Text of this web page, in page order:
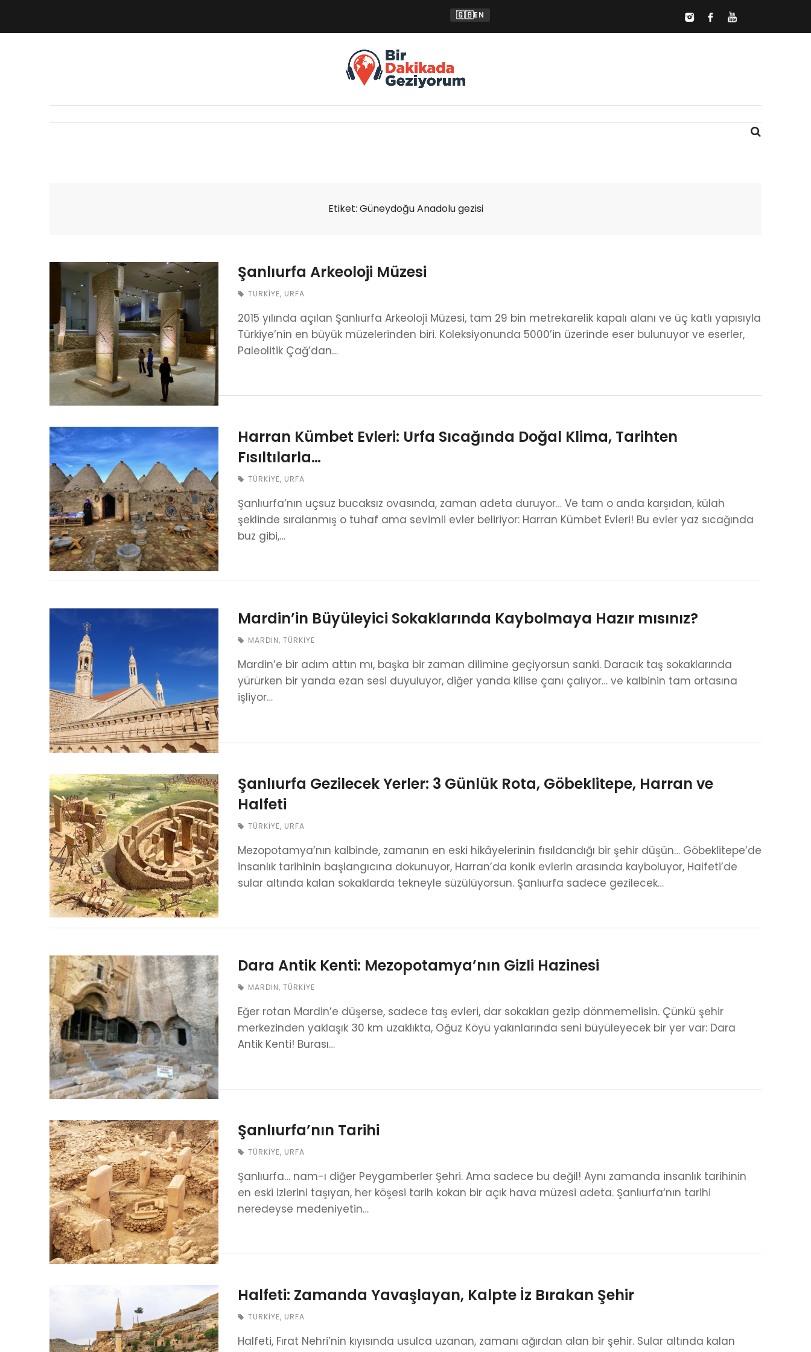
🇬🇧EN
Etiket: Güneydoğu Anadolu gezisi
Şanlıurfa Arkeoloji Müzesi
TÜRKIYE, URFA
2015 yılında açılan Şanlıurfa Arkeoloji Müzesi, tam 29 bin metrekarelik kapalı alanı ve üç katlı yapısıyla
Türkiye’nin en büyük müzelerinden biri. Koleksiyonunda 5000’in üzerinde eser bulunuyor ve eserler,
Paleolitik Çağ’dan…
Harran Kümbet Evleri: Urfa Sıcağında Doğal Klima, Tarihten
Fısıltılarla…
TÜRKIYE, URFA
Şanlıurfa’nın uçsuz bucaksız ovasında, zaman adeta duruyor… Ve tam o anda karşıdan, külah
şeklinde sıralanmış o tuhaf ama sevimli evler beliriyor: Harran Kümbet Evleri! Bu evler yaz sıcağında
buz gibi,…
Mardin’in Büyüleyici Sokaklarında Kaybolmaya Hazır mısınız?
MARDIN, TÜRKIYE
Mardin’e bir adım attın mı, başka bir zaman dilimine geçiyorsun sanki. Daracık taş sokaklarında
yürürken bir yanda ezan sesi duyuluyor, diğer yanda kilise çanı çalıyor… ve kalbinin tam ortasına
işliyor…
Şanlıurfa Gezilecek Yerler: 3 Günlük Rota, Göbeklitepe, Harran ve
Halfeti
TÜRKIYE, URFA
Mezopotamya’nın kalbinde, zamanın en eski hikâyelerinin fısıldandığı bir şehir düşün… Göbeklitepe’de
insanlık tarihinin başlangıcına dokunuyor, Harran’da konik evlerin arasında kayboluyor, Halfeti’de
sular altında kalan sokaklarda tekneyle süzülüyorsun. Şanlıurfa sadece gezilecek…
Dara Antik Kenti: Mezopotamya’nın Gizli Hazinesi
MARDIN, TÜRKIYE
Eğer rotan Mardin’e düşerse, sadece taş evleri, dar sokakları gezip dönmemelisin. Çünkü şehir
merkezinden yaklaşık 30 km uzaklıkta, Oğuz Köyü yakınlarında seni büyüleyecek bir yer var: Dara
Antik Kenti! Burası…
Şanlıurfa’nın Tarihi
TÜRKIYE, URFA
Şanlıurfa… nam-ı diğer Peygamberler Şehri. Ama sadece bu değil! Aynı zamanda insanlık tarihinin
en eski izlerini taşıyan, her köşesi tarih kokan bir açık hava müzesi adeta. Şanlıurfa‘nın tarihi
neredeyse medeniyetin…
Halfeti: Zamanda Yavaşlayan, Kalpte İz Bırakan Şehir
TÜRKIYE, URFA
Halfeti, Fırat Nehri’nin kıyısında usulca uzanan, zamanı ağırdan alan bir şehir. Sular altında kalan